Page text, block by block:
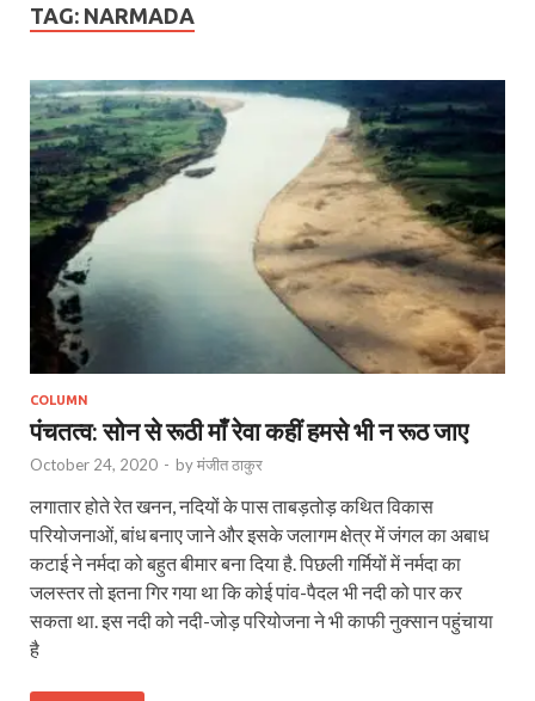
TAG: NARMADA
COLUMN
पंचतत्व: सोन से रूठी माँ रेवा कहीं हमसे भी न रूठ जाए
October 24, 2020 - byमंजीत ठाकुर
लगातार होते रेत खनन, नदियों के पास ताबड़तोड़ कथित विकास
परियोजनाओं, बांध बनाए जाने और इसके जलागम क्षेत्र में जंगल का अबाध
कटाई ने नर्मदा को बहुत बीमार बना दिया है. पिछली गर्मियों में नर्मदा का
जलस्तर तो इतना गिर गया था कि कोई पांव-पैदल भी नदी को पार कर
सकता था. इस नदी को नदी-जोड़ परियोजना ने भी काफी नुक्सान पहुंचाया
है